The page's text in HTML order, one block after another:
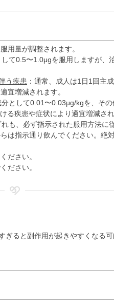
用量が調整されます。
て0.5〜1.0μgを服用しますが、
う疾患 ：通常、成人は1日1回主
宜増減されます。
として0.01〜0.03μg/kgを、そ
る疾患や症状により適宜増減され
も、必ず指示された服用方法に
は指示通り飲んでください。絶
ださい。
ださい。
ぎると副作用が起きやすくなる